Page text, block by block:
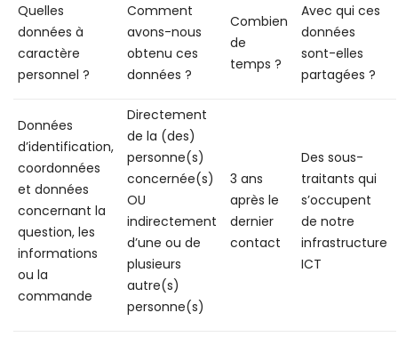
Quelles
données à
caractère
personnel ?
Comment
avons-nous
obtenu ces
données ?
Combien
de
temps ?
Avec qui ces
données
sont-elles
partagées ?
Données
d’identification,
coordonnées
et données
concernant la
question, les
informations
ou la
commande
Directement
de la (des)
personne(s)
concernée(s)
OU
indirectement
d’une ou de
plusieurs
autre(s)
personne(s)
3 ans
après le
dernier
contact
Des sous-
traitants qui
s’occupent
de notre
infrastructure
ICT